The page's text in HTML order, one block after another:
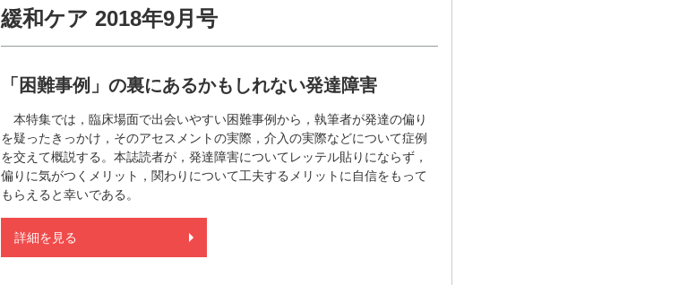
緩和ケア 2018年9月号
「困難事例」の裏にあるかもしれない発達障害
本特集では，臨床場面で出会いやすい困難事例から，執筆者が発達の偏り
を疑ったきっかけ，そのアセスメントの実際，介入の実際などについて症例
を交えて概説する。本誌読者が，発達障害についてレッテル貼りにならず，
偏りに気がつくメリット，関わりについて工夫するメリットに自信をもって
もらえると幸いである。
詳細を見る